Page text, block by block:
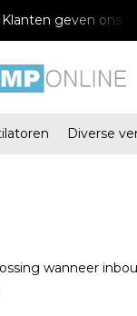
Klanten geven ons
Diverse
wanneer